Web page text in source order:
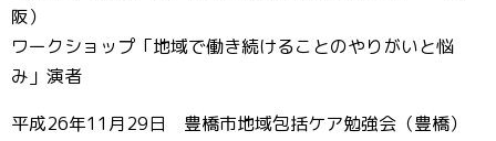
阪）
ワークショップ「地域で働き続けることのやりがいと悩
み」演者
平成26年11月29日 豊橋市地域包括ケア勉強会（豊橋）